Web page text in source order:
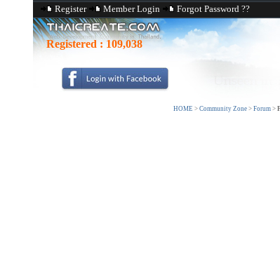
Register Member Login Forgot Password ??
Registered : 109,038
HOME > Community Zone > Forum >